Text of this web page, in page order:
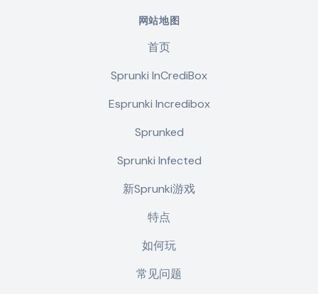
网站地图
首页
Sprunki InCrediBox
Esprunki Incredibox
Sprunked
Sprunki Infected
新Sprunki游戏
特点
如何玩
常见问题